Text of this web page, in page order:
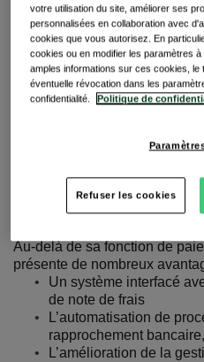
La carte corporate
La carte corporate est une
individuelle et nominative.
grands comptes.Elle est
certain volume de dépenses,
d’affaires réguliers, par
Au-delà de sa fonction de
présente de nombreux
Un système interfacé
de note de frais
L’automatisation de
rapprochement
L’amélioration de la
votre utilisation du site, améliorer ses
personnalisées en collaboration avec
cookies que vous autorisez. En
cookies ou en modifier les paramètres
amples informations sur ces cookies,
éventuelle révocation dans les
confidentialité.
Politique de
Refuser les cookies